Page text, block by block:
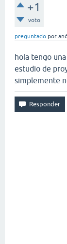
+1
voto
preguntado por
hola tengo
estudio de
simplemente